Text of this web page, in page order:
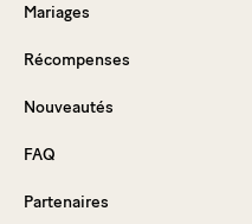
Mariages
Récompenses
Nouveautés
FAQ
Partenaires